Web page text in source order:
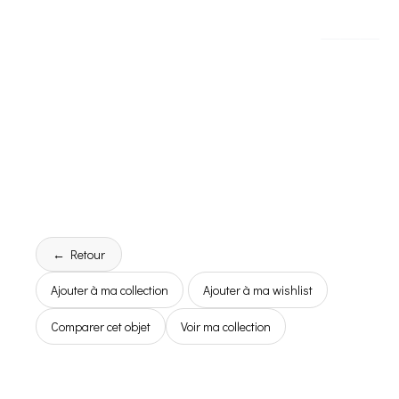
← Retour
Ajouter à ma collection Ajouter à ma wishlist
Comparer cet objet Voir ma collection